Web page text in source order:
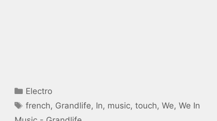
Catégories
Electro
Étiquettes
french, Grandlife, In, music,touch,We,We In